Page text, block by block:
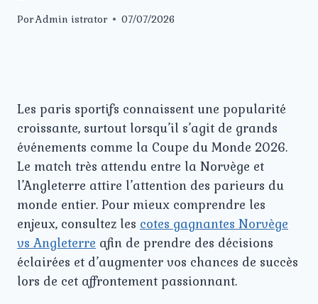
PorAdmin istrator 07/07/2026
Les paris sportifs connaissent une popularité
croissante, surtout lorsqu’il s’agit de grands
événements comme la Coupe du Monde 2026.
Le match très attendu entre la Norvège et
l’Angleterre attire l’attention des parieurs du
monde entier. Pour mieux comprendre les
enjeux, consultez les cotes gagnantes Norvège
vs Angleterre afin de prendre des décisions
éclairées et d’augmenter vos chances de succès
lors de cet affrontement passionnant.